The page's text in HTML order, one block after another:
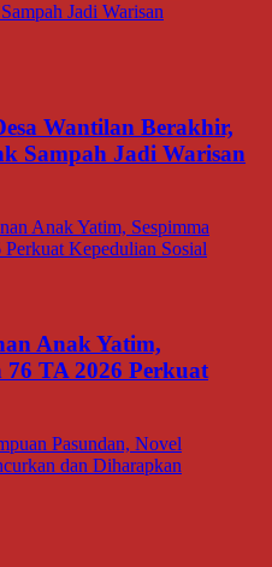
Wantilan Berakhir,
Sampah Jadi Warisan
Anak Yatim,
TA 2026 Perkuat